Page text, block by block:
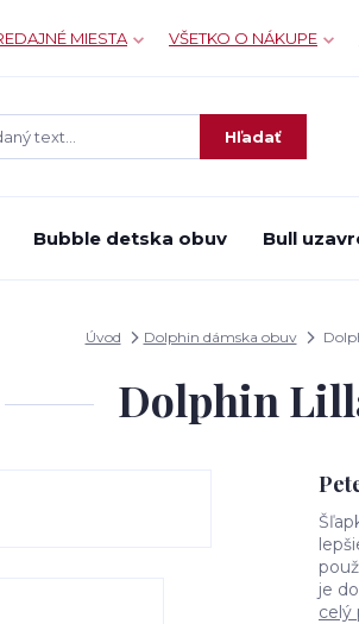
MIESTA VŠETKO O NÁKUPE
Hľadať
Bubble detska obuv Bull
Úvod Dolphin dámska obuv
Dolphin
je
celý